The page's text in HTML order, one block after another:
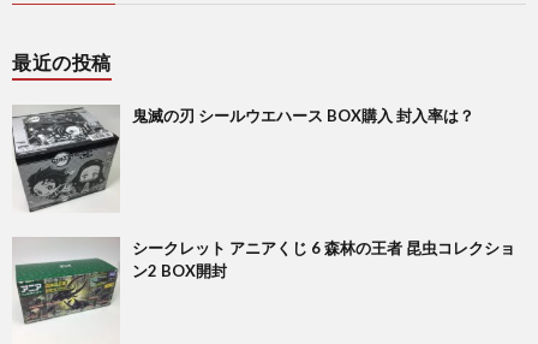
最近の投稿
鬼滅の刃 シールウエハース BOX購入 封入率は？
シークレット アニアくじ 6 森林の王者 昆虫コレクショ
ン2 BOX開封